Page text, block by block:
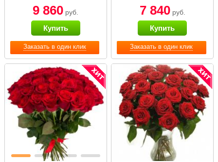
Заказать в один клик
9 860 руб.
Купить
Заказать в один клик
7 840руб.
Купить